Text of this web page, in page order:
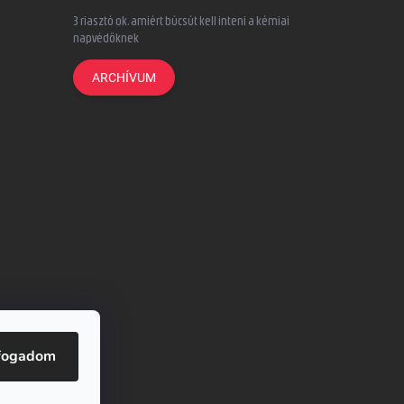
3 riasztó ok, amiért búcsút kell inteni a kémiai
napvédőknek
ARCHÍVUM